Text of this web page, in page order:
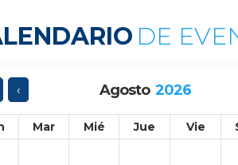
DE
‹ Agosto 2026
Mar Mié Jue Vie